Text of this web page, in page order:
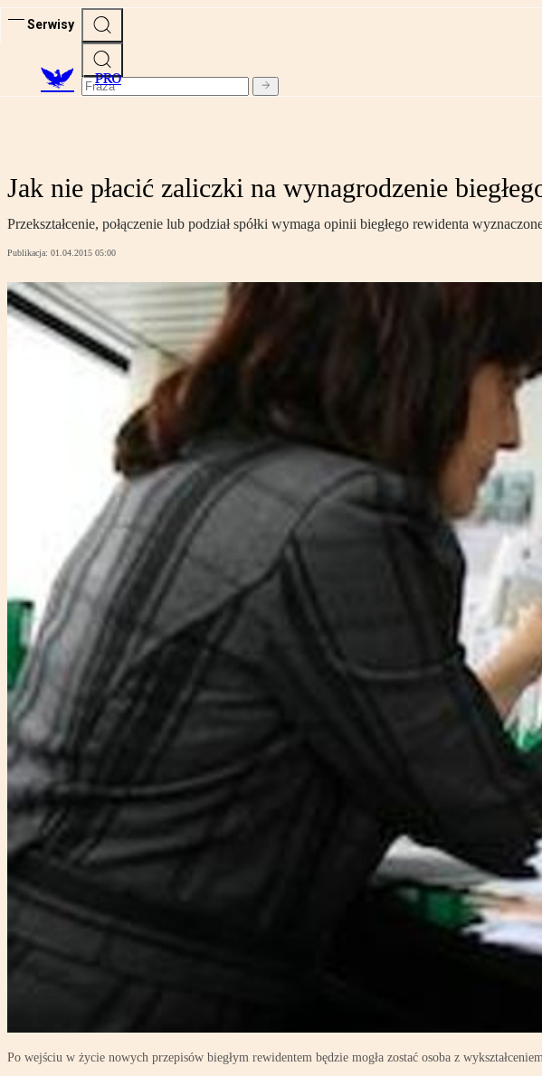
Serwisy
PRO
Jak nie płacić zaliczki na wynagrodzenie
Przekształcenie, połączenie lub podział spółki wymaga opinii biegłego rewidenta
Publikacja: 01.04.2015 05:00
Po wejściu w życie nowych przepisów biegłym rewidentem będzie mogła zostać osoba z